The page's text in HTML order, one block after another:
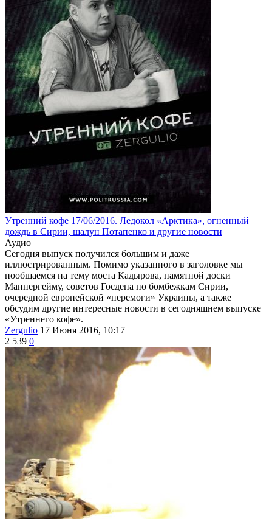
Утренний кофе 17/06/2016. Ледокол «Арктика», огненный
дождь в Сирии, шалун Потапенко и другие новости
Аудио
Сегодня выпуск получился большим и даже
иллюстрированным. Помимо указанного в заголовке мы
пообщаемся на тему моста Кадырова, памятной доски
Маннергейму, советов Госдепа по бомбежкам Сирии,
очередной европейской «перемоги» Украины, а также
обсудим другие интересные новости в сегодняшнем выпуске
«Утреннего кофе».
Zergulio 17 Июня 2016, 10:17
2 539 0